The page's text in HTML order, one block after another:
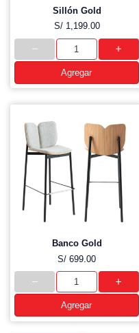
Sillón Gold
S/ 1,199.00
Agregar
Banco Gold
S/ 699.00
Agregar